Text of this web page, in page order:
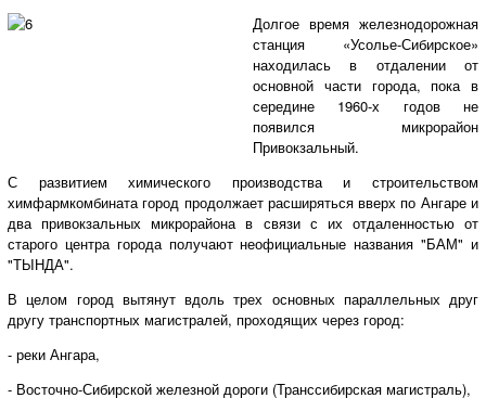
Долгое время железнодорожная
станция «Усолье-Сибирское»
находилась в отдалении от
основной части города, пока в
середине 1960-х годов не
появился микрорайон
Привокзальный.
С развитием химического производства и строительством
химфармкомбината город продолжает расширяться вверх по Ангаре и
два привокзальных микрорайона в связи с их отдаленностью от
старого центра города получают неофициальные названия "БАМ" и
"ТЫНДА".
В целом город вытянут вдоль трех основных параллельных друг
другу транспортных магистралей, проходящих через город:
- реки Ангара,
- Восточно-Сибирской железной дороги (Транссибирская магистраль),